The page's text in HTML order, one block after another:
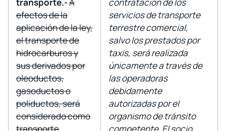
transporte.-A
efectos de la
aplicación de la ley,
el transporte de
hidrocarburos y
sus derivados por
oleoductos,
gasoductos o
poliductos, será
considerado como
contratación de los
servicios de transporte
terrestre comercial,
salvo los prestados por
taxis, será realizada
únicamente a través de
las operadoras
debidamente
autorizadas por el
organismo de tránsito